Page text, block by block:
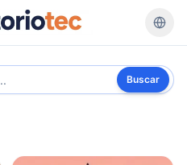
Buscar